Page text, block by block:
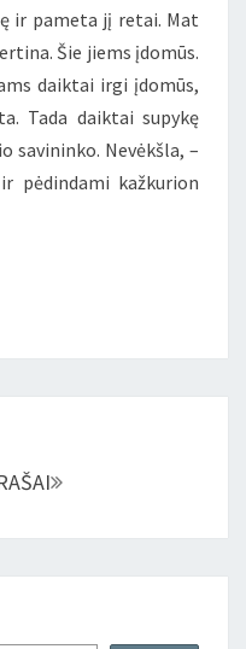
ir pameta jį retai. Mat
Šie jiems įdomūs.
daiktai irgi įdomūs,
Tada daiktai supykę
Nevėkšla, –
pėdindami kažkurion